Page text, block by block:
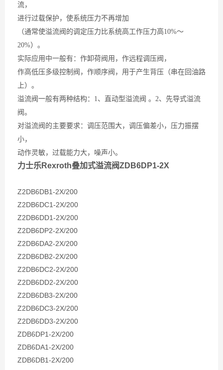
流，
进行过载保护，使系统压力不再增加
（通常使溢流阀的调定压力比系统高工作压力高10%～
20%）。
实际应用中一般有：作卸荷阀用，作远程调压阀，
作高低压多级控制阀，作顺序阀，用于产生背压（串在回油路
上）。
溢流阀一般有两种结构：1、直动型溢流阀 。2、先导式溢流
阀。
对溢流阀的主要要求：调压范围大，调压偏差小，压力振摆
小，
动作灵敏，过载能力大，噪声小。
力士乐Rexroth叠加式溢流阀ZDB6DP1-2X
Z2DB6DB1-2X/200
Z2DB6DC1-2X/200
Z2DB6DD1-2X/200
Z2DB6DP2-2X/200
Z2DB6DA2-2X/200
Z2DB6DB2-2X/200
Z2DB6DC2-2X/200
Z2DB6DD2-2X/200
Z2DB6DB3-2X/200
Z2DB6DC3-2X/200
Z2DB6DD3-2X/200
ZDB6DP1-2X/200
ZDB6DA1-2X/200
ZDB6DB1-2X/200